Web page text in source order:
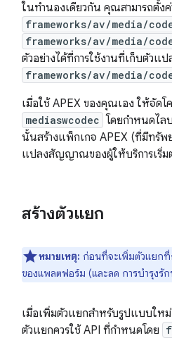
ในทำนองเดียวกัน คุณสามารถตั้
frameworks/av/media/
frameworks/av/media/
ตัวอย่างได้ที่การใช้งานที่เก็บตัว
frameworks/av/media/
เมื่อใช้ APEX ของคุณเอง ให้จัด
mediaswcodec โดยกำหนดไล
นั้นสร้างแพ็กเกจ APEX (ที่มีทรัพ
แปลงสัญญาณของผู้ให้บริการเริ่
สร้างตัวแยก
หมายเหตุ: ก่อนที่จะเพิ่มตัวแยกที่
ของแพลตฟอร์ม (และลด การบำรุงรั
เมื่อเพิ่มตัวแยกสำหรับรูปแบบให
ตัวแยกควรใช้ API ที่กำหนดโดย